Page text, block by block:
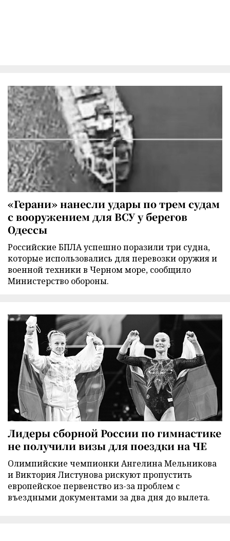
«Герани» нанесли удары по трем судам
с вооружением для ВСУ у берегов
Одессы
Российские БПЛА успешно поразили три судна,
которые использовались для перевозки оружия и
военной техники в Черном море, сообщило
Министерство обороны.
Лидеры сборной России по гимнастике
не получили визы для поездки на ЧЕ
Олимпийские чемпионки Ангелина Мельникова
и Виктория Листунова рискуют пропустить
европейское первенство из-за проблем с
въездными документами за два дня до вылета.